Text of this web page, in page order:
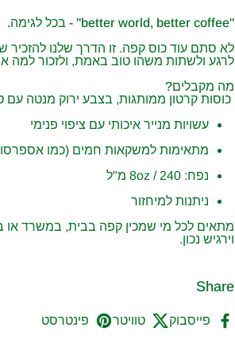
"better world, better coffee" - בכל לגימה.
לא סתם עוד כוס קפה. זו הדרך שלנו
לרגע ולשתות משהו טוב באמת, ולזכור למה
מה מקבלים?
כוסות קרטון ממותגות, בצבע ירוק מנטה
עשויות מנייר איכותי עם ציפוי פנימי
מתאימות למשקאות חמים (כמו אספרסו,
נפח: 8oz / 240 מ"ל
ניתנות למיחזור
מתאים לכל מי שמכין קפה בבית, במשרד או
וירגיש נכון.
Share
פייסבוק טוויטר פינטרסט